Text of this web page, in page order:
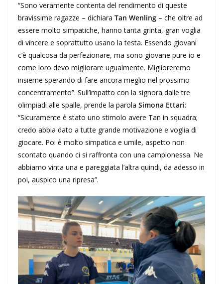
“Sono veramente contenta del rendimento di queste
bravissime ragazze – dichiara Tan Wenling – che oltre ad
essere molto simpatiche, hanno tanta grinta, gran voglia
di vincere e soprattutto usano la testa. Essendo giovani
c’è qualcosa da perfezionare, ma sono giovane pure io e
come loro devo migliorare ugualmente. Miglioreremo
insieme sperando di fare ancora meglio nel prossimo
concentramento”. Sull’impatto con la signora dalle tre
olimpiadi alle spalle, prende la parola Simona Ettari:
“Sicuramente è stato uno stimolo avere Tan in squadra;
credo abbia dato a tutte grande motivazione e voglia di
giocare. Poi è molto simpatica e umile, aspetto non
scontato quando ci si raffronta con una campionessa. Ne
abbiamo vinta una e pareggiata l’altra quindi, da adesso in
poi, auspico una ripresa”.